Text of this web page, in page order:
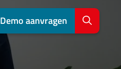
Demo aanvragen